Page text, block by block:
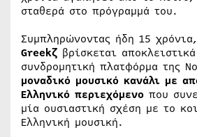
σταθερά στο πρόγραμμά του.
Συμπληρώνοντας ήδη 15
Greekζ βρίσκεται
συνδρομητική πλατφόρμα της
μοναδικό μουσικό κανάλι με
Ελληνικό περιεχόμενο που
μία ουσιαστική σχέση με το
Ελληνική μουσική.